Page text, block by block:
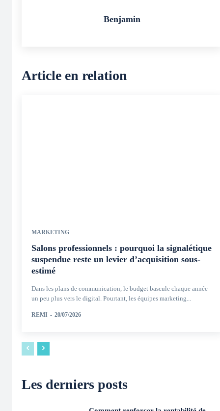
Benjamin
Article en relation
MARKETING
Salons professionnels : pourquoi la signalétique
suspendue reste un levier d’acquisition sous-
estimé
Dans les plans de communication, le budget bascule chaque année
un peu plus vers le digital. Pourtant, les équipes marketing...
REMI - 20/07/2026
Les derniers posts